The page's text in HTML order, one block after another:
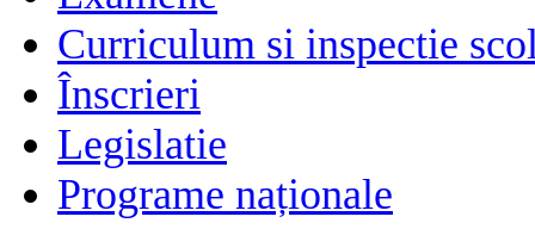
Curriculum si inspectie
Înscrieri
Legislatie
Programe naționale